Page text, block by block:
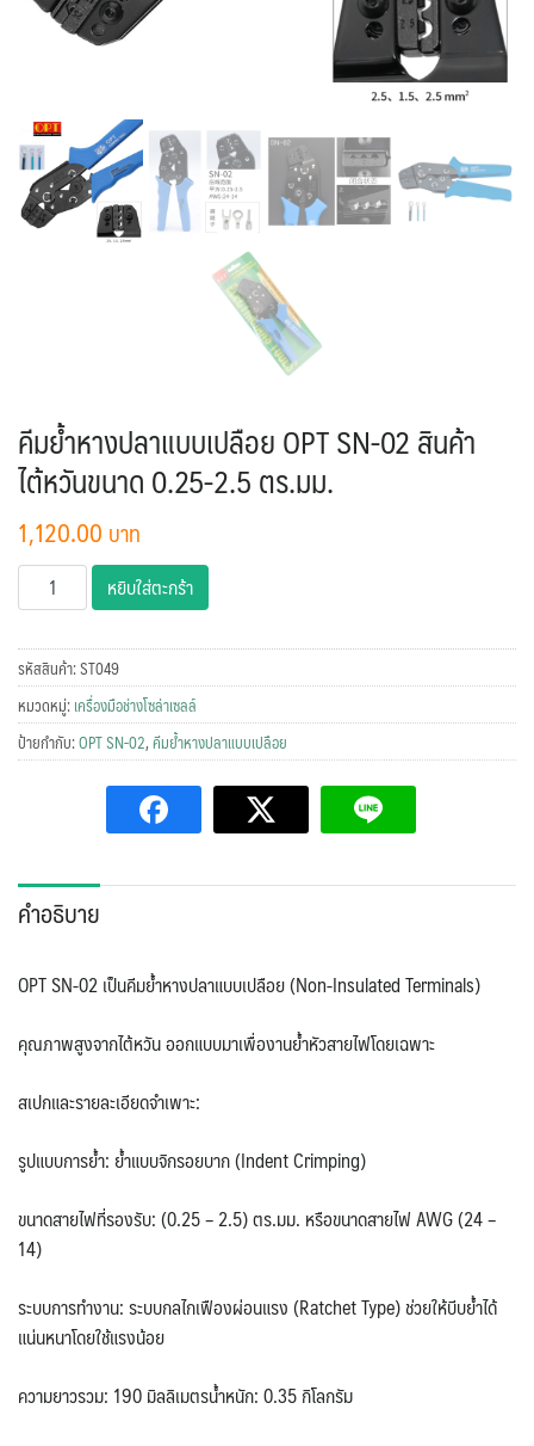
คีมย้ำหางปลาแบบเปลือย OPT SN-02 สินค้า
ไต้หวันขนาด 0.25-2.5 ตร.มม.
1,120.00
จำนวน
คีม
หางปลา
แบบ
เปลือย
OPT
ไต้หวัน
ขนาด
ตร.มม.
หยิบใส่ตะกร้า
รหัสสินค้า:ST049
หมวดหมู่:เครื่องมือช่างโซล่าเซลล์
ป้ายกำกับ:OPT SN-02,คีมย้ำหางปลาแบบเปลือย
คำอธิบาย
OPT SN-02 เป็นคีมย้ำหางปลาแบบเปลือย (Non-Insulated Terminals)
คุณภาพสูงจากไต้หวัน ออกแบบมาเพื่องานย้ำหัวสายไฟโดยเฉพาะ
สเปกและรายละเอียดจำเพาะ:
รูปแบบการย้ำ: ย้ำแบบจิกรอยบาก (Indent Crimping)
ขนาดสายไฟที่รองรับ: (0.25 – 2.5) ตร.มม. หรือขนาดสายไฟ AWG (24 –
14)
ระบบการทำงาน: ระบบกลไกเฟืองผ่อนแรง (Ratchet Type) ช่วยให้บีบย้ำได้
แน่นหนาโดยใช้แรงน้อย
ความยาวรวม: 190 มิลลิเมตรน้ำหนัก: 0.35 กิโลกรัม